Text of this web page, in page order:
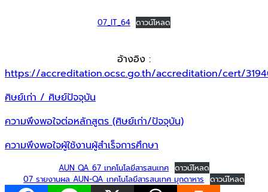
07_IT_64 ดาวน์โหลด
อ้างอิง :
https://accreditation.ocsc.go.th/accreditation/cert/
ศิษย์เก่า / ศิษย์ปัจจุบัน
ความพึงพอใจต่อหลักสูตร (ศิษย์เก่า/ปัจจุบัน)
ความพึงพอใจผู้ใช้งานผู้สำเร็จการศึกษา
AUN QA 67 เทคโนโลยีสารสนเทศ ดาวน์โหลด
07 รายงานผล AUN-QA เทคโนโลยีสารสนเทศ มุกดาหาร ดาวน์โหลด